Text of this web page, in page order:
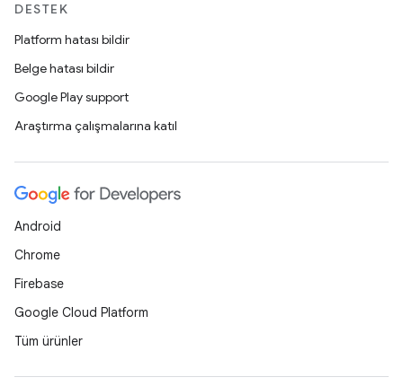
DESTEK
Platform hatası bildir
Belge hatası bildir
Google Play support
Araştırma çalışmalarına katıl
Android
Chrome
Firebase
Google Cloud Platform
Tüm ürünler